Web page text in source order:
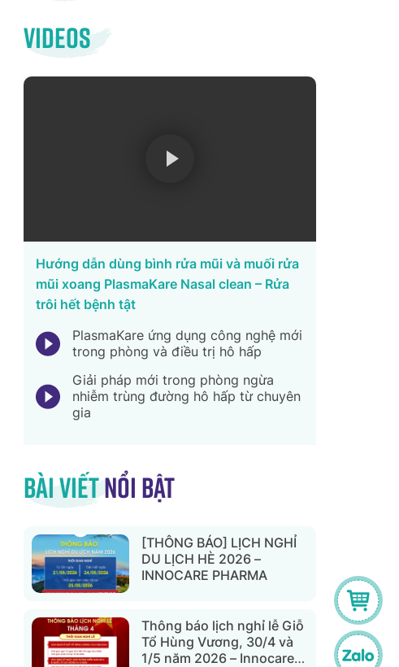
Videos
Hướng dẫn dùng bình rửa mũi và muối rửa
mũi xoang PlasmaKare Nasal clean – Rửa
trôi hết bệnh tật
PlasmaKare ứng dụng công nghệ mới
trong phòng và điều trị hô hấp
Giải pháp mới trong phòng ngừa
nhiễm trùng đường hô hấp từ chuyên
gia
Bài viếtnổi bật
[THÔNG BÁO] LỊCH NGHỈ
DU LỊCH HÈ 2026 –
INNOCARE PHARMA
Thông báo lịch nghỉ lễ Giỗ
Tổ Hùng Vương, 30/4 và
1/5 năm 2026 – Innocare